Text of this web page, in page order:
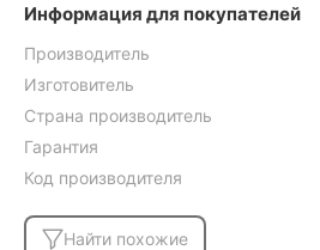
Информация для покупателей
Производитель
Изготовитель
Страна производитель
Гарантия
Код производителя
Найти похожие